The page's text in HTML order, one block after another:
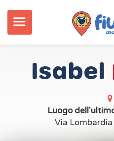
Isabel
Luogo
Via Lombardia